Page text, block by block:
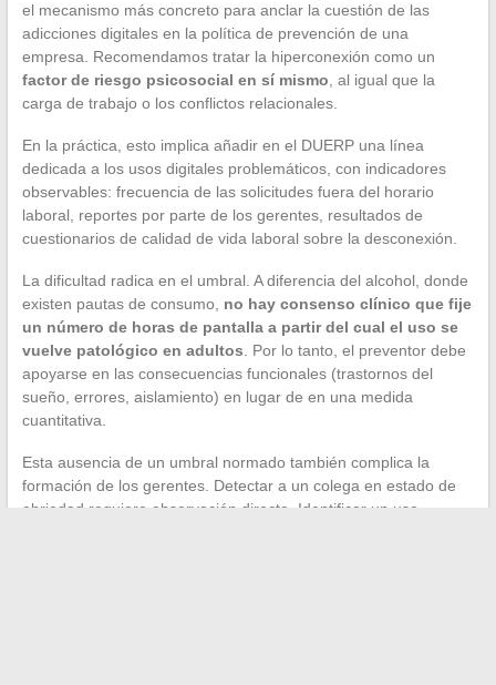
el mecanismo más concreto para anclar la cuestión de las
adicciones digitales en la política de prevención de una
empresa. Recomendamos tratar la hiperconexión como un
factor de riesgo psicosocial en sí mismo, al igual que la
carga de trabajo o los conflictos relacionales.
En la práctica, esto implica añadir en el DUERP una línea
dedicada a los usos digitales problemáticos, con indicadores
observables: frecuencia de las solicitudes fuera del horario
laboral, reportes por parte de los gerentes, resultados de
cuestionarios de calidad de vida laboral sobre la desconexión.
La dificultad radica en el umbral. A diferencia del alcohol, donde
existen pautas de consumo, no hay consenso clínico que fije
un número de horas de pantalla a partir del cual el uso se
vuelve patológico en adultos. Por lo tanto, el preventor debe
apoyarse en las consecuencias funcionales (trastornos del
sueño, errores, aislamiento) en lugar de en una medida
cuantitativa.
Esta ausencia de un umbral normado también complica la
formación de los gerentes. Detectar a un colega en estado de
ebriedad requiere observación directa. Identificar un uso